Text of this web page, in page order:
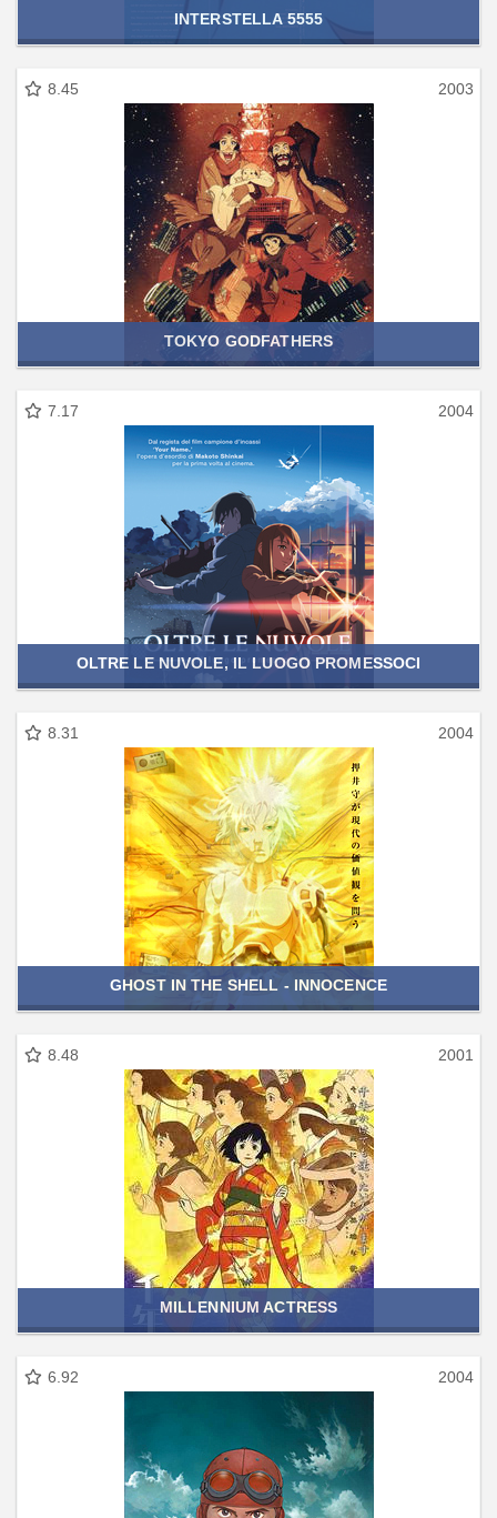
INTERSTELLA 5555
8.45 2003
TOKYO GODFATHERS
7.17 2004
OLTRE LE NUVOLE, IL LUOGO PROMESSOCI
8.31 2004
GHOST IN THE SHELL - INNOCENCE
8.48 2001
MILLENNIUM ACTRESS
6.92 2004